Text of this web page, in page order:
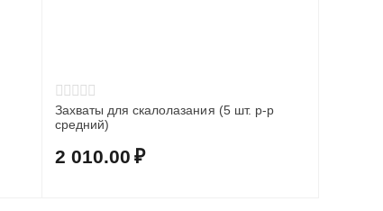
Захваты для скалолазания (5 шт. р-р
средний)
2 010.00 ₽